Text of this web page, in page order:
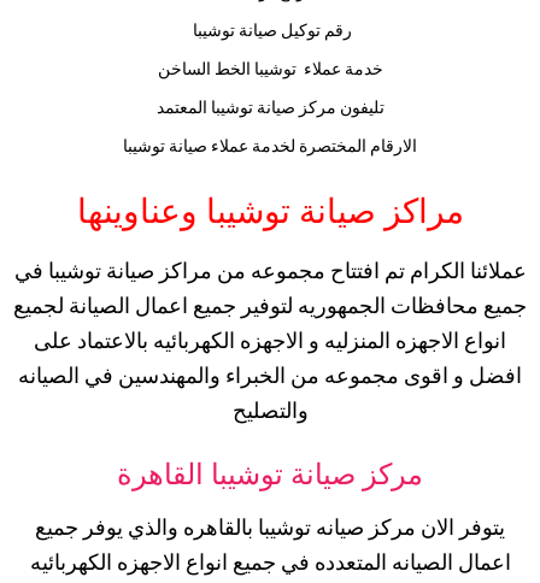
رقم توكيل صيانة توشيبا
خدمة عملاء توشيبا الخط الساخن
تليفون مركز صيانة توشيبا المعتمد
الارقام المختصرة لخدمة عملاء صيانة توشيبا
مراكز صيانة توشيبا وعناوينها
عملائنا الكرام تم افتتاح مجموعه من مراكز صيانة توشيبا في
جميع محافظات الجمهوريه لتوفير جميع اعمال الصيانة لجميع
انواع الاجهزه المنزليه و الاجهزه الكهربائيه بالاعتماد على
افضل و اقوى مجموعه من الخبراء والمهندسين في الصيانه
والتصليح
مركز صيانة توشيبا القاهرة
يتوفر الان مركز صيانه توشيبا بالقاهره والذي يوفر جميع
اعمال الصيانه المتعدده في جميع انواع الاجهزه الكهربائيه